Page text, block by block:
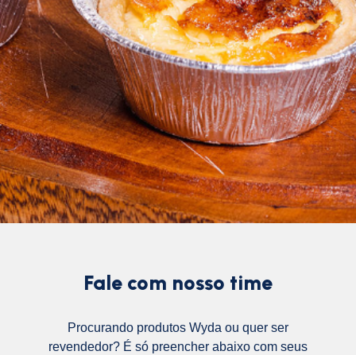
Fale com nosso time
Procurando produtos Wyda ou quer ser
revendedor? É só preencher abaixo com seus